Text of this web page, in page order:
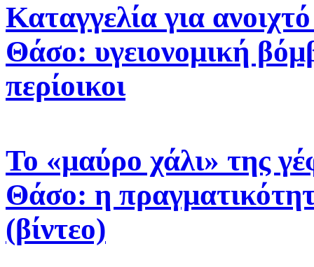
Καταγγελία για
Θάσο: υγειονομική
περίοικοι
Το «μαύρο χάλι» της
Θάσο: η
(βίντεο)